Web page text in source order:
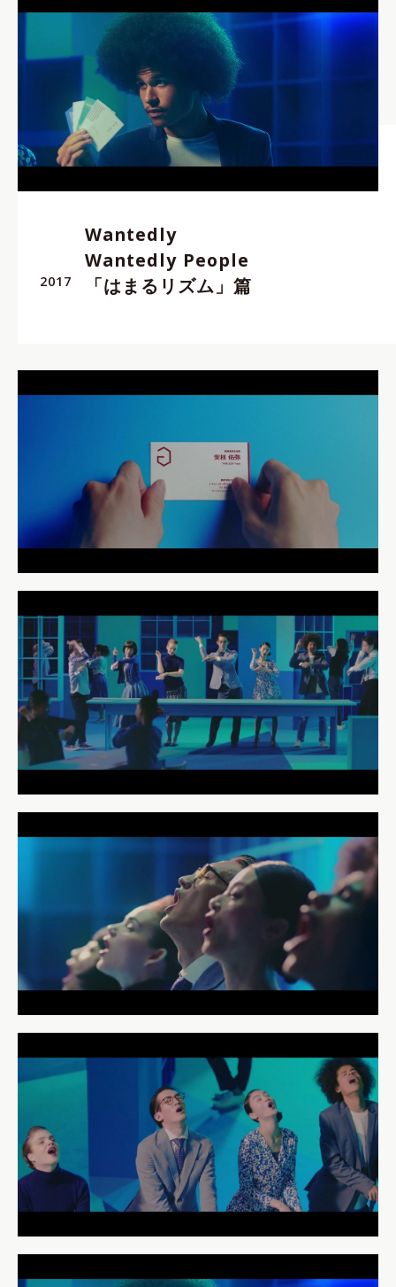
2017
Wantedly
Wantedly People
「はまるリズム」篇